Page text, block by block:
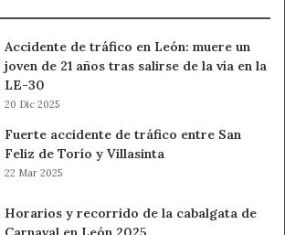
Accidente de tráfico en León: muere un
joven de 21 años tras salirse de la vía en la
LE-30
20 Dic 2025
Fuerte accidente de tráfico entre San
Feliz de Torío y Villasinta
22 Mar 2025
Horarios y recorrido de la cabalgata de